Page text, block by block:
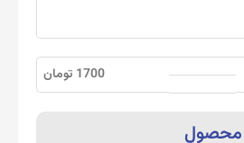
1700 تومان
محصول